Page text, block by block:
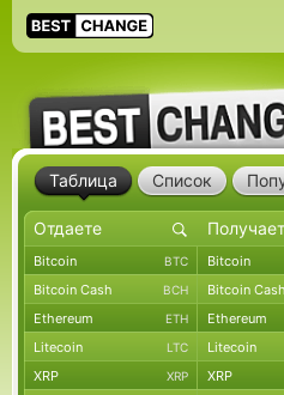
Таблица Список
Bitcoin BTC Bitcoin
Bitcoin Cash BCH Bitcoin Cash
Ethereum ETH Ethereum
Litecoin LTC Litecoin
XRP XRP XRP